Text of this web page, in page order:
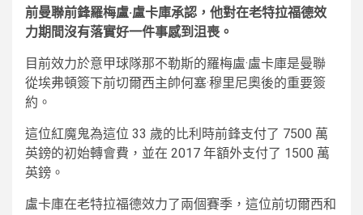
前曼聯前鋒羅梅盧·盧卡庫承認，他對在老特拉福德效
力期間沒有落實好一件事感到沮喪。
目前效力於意甲球隊那不勒斯的羅梅盧·盧卡庫是曼聯
從埃弗頓簽下前切爾西主帥何塞·穆里尼奧後的重要簽
約。
這位紅魔鬼為這位 33 歲的比利時前鋒支付了 7500 萬
英鎊的初始轉會費，並在 2017 年額外支付了 1500 萬
英鎊。
盧卡庫在老特拉福德效力了兩個賽季，這位前切爾西和